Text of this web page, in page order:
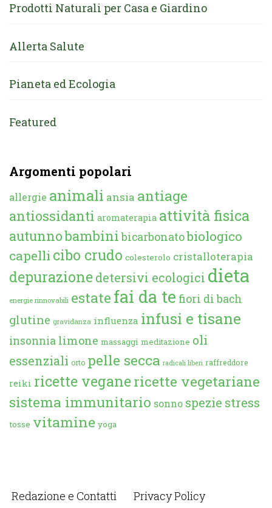
Prodotti Naturali per Casa e Giardino
Allerta Salute
Pianeta ed Ecologia
Featured
Argomenti popolari
allergie animali ansia antiage
antiossidanti aromaterapia attività fisica
autunnobambini bicarbonatobiologico
capelli cibo crudo colesterolo cristalloterapia
depurazione detersivi ecologici dieta
energie rinnovabili estate fai da te fiori di bach
glutine gravidanza influenza infusi e tisane
insonnia limone massaggi meditazione oli
essenziali orto pelle secca radicali liberi raffreddore
reiki ricette veganericette vegetariane
sistema immunitario sonno spezie stress
tosse vitamine yoga
Redazione e Contatti Privacy Policy